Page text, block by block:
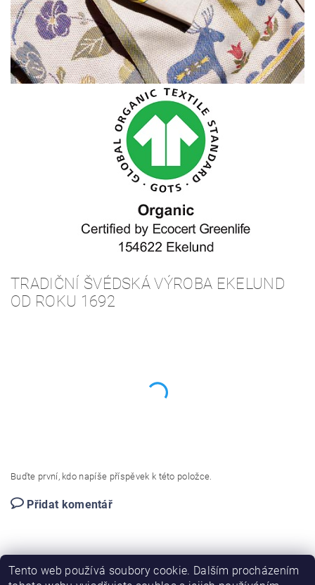
TRADIČNÍ ŠVÉDSKÁ VÝROBA EKELUND
OD ROKU 1692
Buďte první, kdo napíše příspěvek k této položce.
Přidat komentář
Tento web používá soubory cookie. Dalším procházením